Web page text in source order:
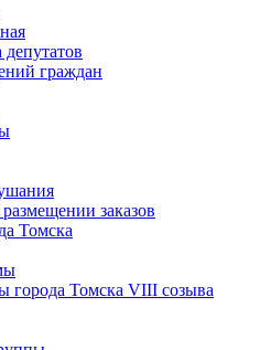
граждан
заказов
Томска
города Томска VIII созыва